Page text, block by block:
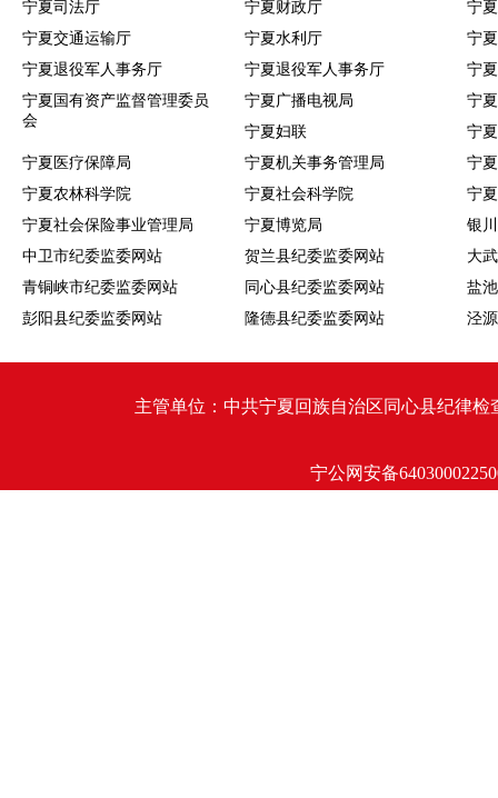
宁夏司法厅
宁夏财政厅
宁
宁夏交通运输厅
宁夏水利厅
宁
宁夏退役军人事务厅
宁夏退役军人事务厅
宁
宁夏国有资产监督管理委员
会
宁夏广播电视局
宁
宁夏妇联
宁
宁夏医疗保障局
宁夏机关事务管理局
宁
宁夏农林科学院
宁夏社会科学院
宁
宁夏社会保险事业管理局
宁夏博览局
银
中卫市纪委监委网站
贺兰县纪委监委网站
大
青铜峡市纪委监委网站
同心县纪委监委网站
盐
彭阳县纪委监委网站
隆德县纪委监委网站 泾
主管单位：中共宁夏回族自治区同心县纪律检
宁公网安备